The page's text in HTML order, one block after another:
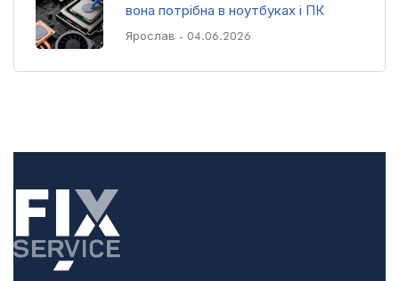
вона потрібна в ноутбуках і ПК
Ярослав - 04.06.2026